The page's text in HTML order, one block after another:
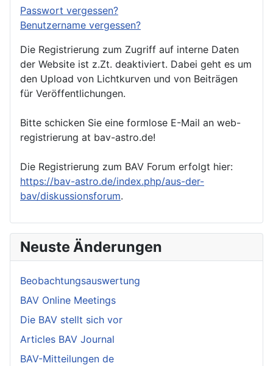
Passwort vergessen?
Benutzername vergessen?
Die Registrierung zum Zugriff auf interne Daten
der Website ist z.Zt. deaktiviert. Dabei geht es um
den Upload von Lichtkurven und von Beiträgen
für Veröffentlichungen.
Bitte schicken Sie eine formlose E-Mail an web-
registrierung at bav-astro.de!
Die Registrierung zum BAV Forum erfolgt hier:
https://bav-astro.de/index.php/aus-der-
bav/diskussionsforum.
Neuste Änderungen
Beobachtungsauswertung
BAV Online Meetings
Die BAV stellt sich vor
Articles BAV Journal
BAV-Mitteilungen de